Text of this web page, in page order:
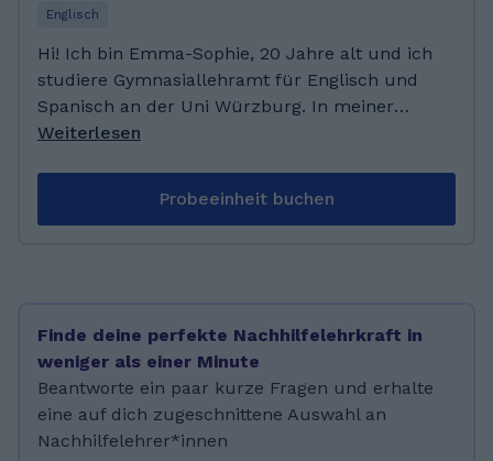
Englisch
Hi! Ich bin Emma-Sophie, 20 Jahre alt und ich
studiere Gymnasiallehramt für Englisch und
Spanisch an der Uni Würzburg. In meiner
Freizeit spiele ich Saxophon in einem
Englisch und habe Grundkenntnisse in
Schmalkalden im Jahr 2024 absolviert. Meine
Abiturfächer waren Englisch, Geschichte,
Chemie und Biologie. Seit Anfang 2025 gebe
ich Nachhilfe in Spanisch und meine
Nachhilfeschüler konnten bereits gute
Weiterlesen
Probeeinheit buchen
Finde deine perfekte Nachhilfelehrkraft in
weniger als einer Minute
Beantworte ein paar kurze Fragen und erhalte
eine auf dich zugeschnittene Auswahl an
Nachhilfelehrer*innen